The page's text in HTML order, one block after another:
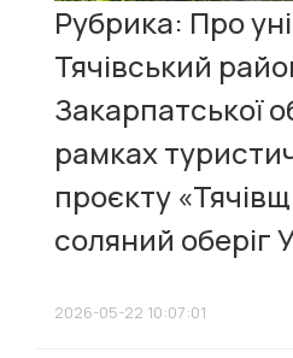
Рубрика: Про
Тячівський
Закарпатської
рамках
проєкту
соляний оберіг
2026-05-22 10:07:01